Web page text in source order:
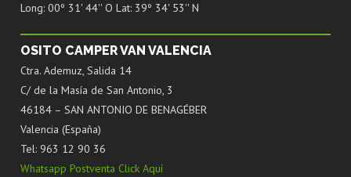
Long: 00º 31' 44'' O Lat: 39º 34' 53'' N
OSITO CAMPER VAN VALENCIA
Ctra. Ademuz, Salida 14
C/ de la Masía de San Antonio, 3
46184 – SAN ANTONIO DE BENAGÉBER
Valencia (España)
Tel: 963 12 90 36
Whatsapp Postventa Click Aquí